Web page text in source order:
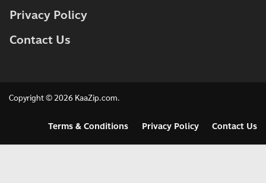
Privacy Policy
Contact Us
Copyright © 2026 KaaZip.com.
Terms & Conditions Privacy Policy Contact Us